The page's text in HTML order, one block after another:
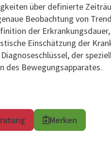
über definierte
Beobachtung von
der
Einschätzung der
der
des Bewegungsapparates.
Merken